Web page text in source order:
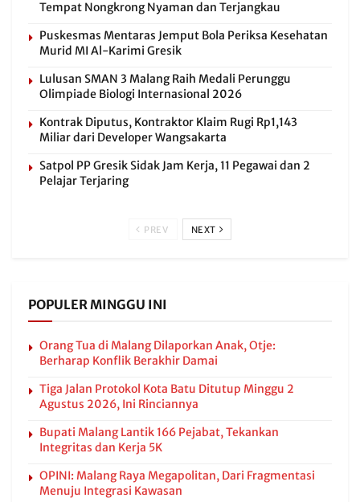
Tempat Nongkrong Nyaman dan Terjangkau
Puskesmas Mentaras Jemput Bola Periksa Kesehatan
Murid MI Al-Karimi Gresik
Lulusan SMAN 3 Malang Raih Medali Perunggu
Olimpiade Biologi Internasional 2026
Kontrak Diputus, Kontraktor Klaim Rugi Rp1,143
Miliar dari Developer Wangsakarta
Satpol PP Gresik Sidak Jam Kerja, 11 Pegawai dan 2
Pelajar Terjaring
PREV NEXT
POPULER MINGGU INI
Orang Tua di Malang Dilaporkan Anak, Otje:
Berharap Konflik Berakhir Damai
Tiga Jalan Protokol Kota Batu Ditutup Minggu 2
Agustus 2026, Ini Rinciannya
Bupati Malang Lantik 166 Pejabat, Tekankan
Integritas dan Kerja 5K
OPINI: Malang Raya Megapolitan, Dari Fragmentasi
Menuju Integrasi Kawasan